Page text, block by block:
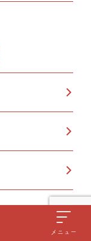
メニュー